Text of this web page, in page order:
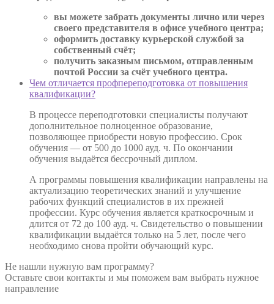
вы можете забрать документы лично или через
своего представителя в офисе учебного центра;
оформить доставку курьерской службой за
собственный счёт;
получить заказным письмом, отправленным
почтой России за счёт учебного центра.
Чем отличается профпереподготовка от повышения
квалификации?
В процессе переподготовки специалисты получают
дополнительное полноценное образование,
позволяющее приобрести новую профессию. Срок
обучения — от 500 до 1000 ауд. ч. По окончании
обучения выдаётся бессрочный диплом.
А программы повышения квалификации направлены на
актуализацию теоретических знаний и улучшение
рабочих функций специалистов в их прежней
профессии. Курс обучения является краткосрочным и
длится от 72 до 100 ауд. ч. Свидетельство о повышении
квалификации выдаётся только на 5 лет, после чего
необходимо снова пройти обучающий курс.
Не нашли нужную вам программу?
Оставьте свои контакты и мы поможем вам выбрать нужное
направление